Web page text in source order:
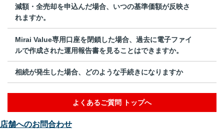
減額・全売却を申込んだ場合、いつの基準価額が反映さ
れますか。
Mirai Value専用口座を閉鎖した場合、過去に電子ファイ
ルで作成された運用報告書を見ることはできますか。
相続が発生した場合、どのような手続きになりますか
よくあるご質問 トップへ
店舗へのお問合わせ